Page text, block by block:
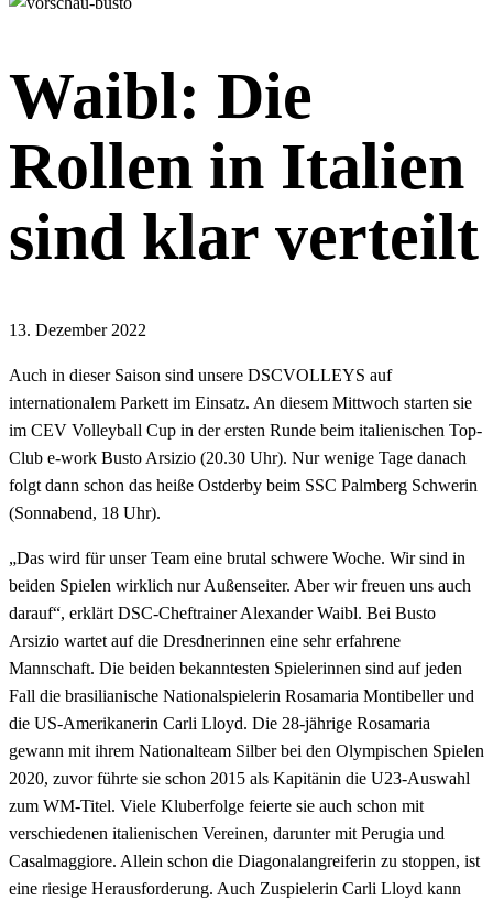
Waibl: Die
Rollen in Italien
sind klar verteilt
13. Dezember 2022
Auch in dieser Saison sind unsere DSCVOLLEYS auf
internationalem Parkett im Einsatz. An diesem Mittwoch starten sie
im CEV Volleyball Cup in der ersten Runde beim italienischen Top-
Club e-work Busto Arsizio (20.30 Uhr). Nur wenige Tage danach
folgt dann schon das heiße Ostderby beim SSC Palmberg Schwerin
(Sonnabend, 18 Uhr).
„Das wird für unser Team eine brutal schwere Woche. Wir sind in
beiden Spielen wirklich nur Außenseiter. Aber wir freuen uns auch
darauf“, erklärt DSC-Cheftrainer Alexander Waibl. Bei Busto
Arsizio wartet auf die Dresdnerinnen eine sehr erfahrene
Mannschaft. Die beiden bekanntesten Spielerinnen sind auf jeden
Fall die brasilianische Nationalspielerin Rosamaria Montibeller und
die US-Amerikanerin Carli Lloyd. Die 28-jährige Rosamaria
gewann mit ihrem Nationalteam Silber bei den Olympischen Spielen
2020, zuvor führte sie schon 2015 als Kapitänin die U23-Auswahl
zum WM-Titel. Viele Kluberfolge feierte sie auch schon mit
verschiedenen italienischen Vereinen, darunter mit Perugia und
Casalmaggiore. Allein schon die Diagonalangreiferin zu stoppen, ist
eine riesige Herausforderung. Auch Zuspielerin Carli Lloyd kann